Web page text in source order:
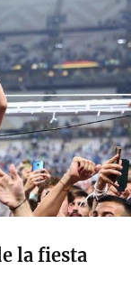
la fiesta